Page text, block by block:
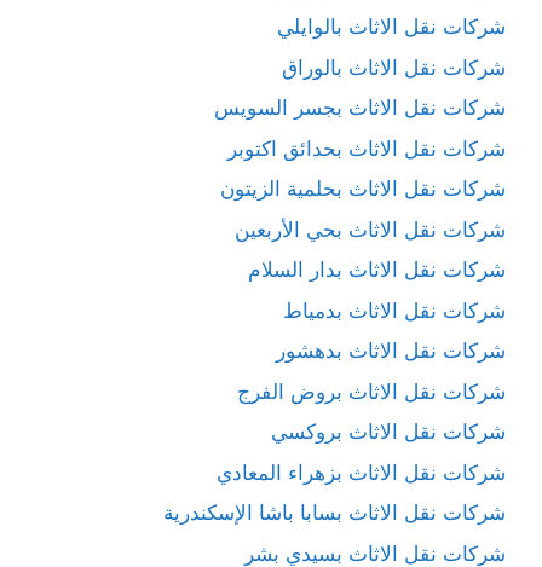
شركات نقل الاثاث بالوايلي
شركات نقل الاثاث بالوراق
شركات نقل الاثاث بجسر السويس
شركات نقل الاثاث بحدائق اكتوبر
شركات نقل الاثاث بحلمية الزيتون
شركات نقل الاثاث بحي الأربعين
شركات نقل الاثاث بدار السلام
شركات نقل الاثاث بدمياط
شركات نقل الاثاث بدهشور
شركات نقل الاثاث بروض الفرج
شركات نقل الاثاث بروكسي
شركات نقل الاثاث بزهراء المعادي
شركات نقل الاثاث بسابا باشا الإسكندرية
شركات نقل الاثاث بسيدي بشر